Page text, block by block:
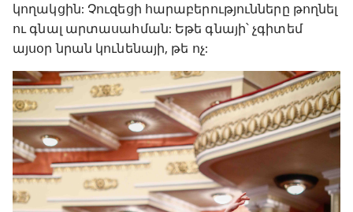
կողակցին: Չուզեցի հարաբերությունները թողնել
ու գնալ արտասահման: Եթե գնայի՝ չգիտեմ
այսօր նրան կունենայի, թե ոչ: